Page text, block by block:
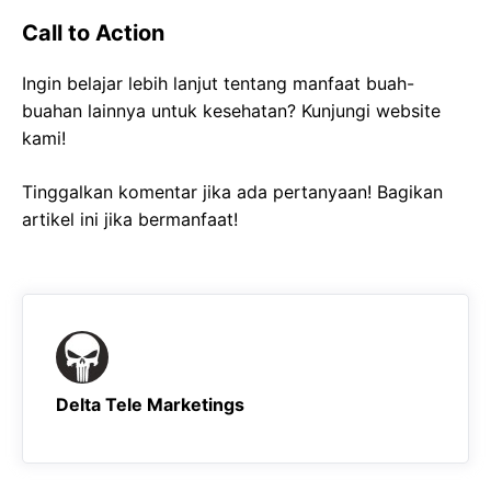
Call to Action
Ingin belajar lebih lanjut tentang manfaat buah-
buahan lainnya untuk kesehatan? Kunjungi website
kami!
Tinggalkan komentar jika ada pertanyaan! Bagikan
artikel ini jika bermanfaat!
Delta Tele Marketings